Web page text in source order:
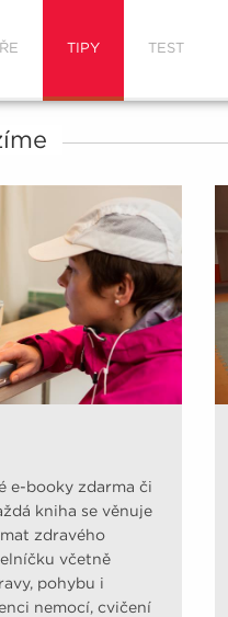
TIPY TEST
e-booky zdarma či
kniha se věnuje
zdravého
včetně
pohybu i
nemocí, cvičení